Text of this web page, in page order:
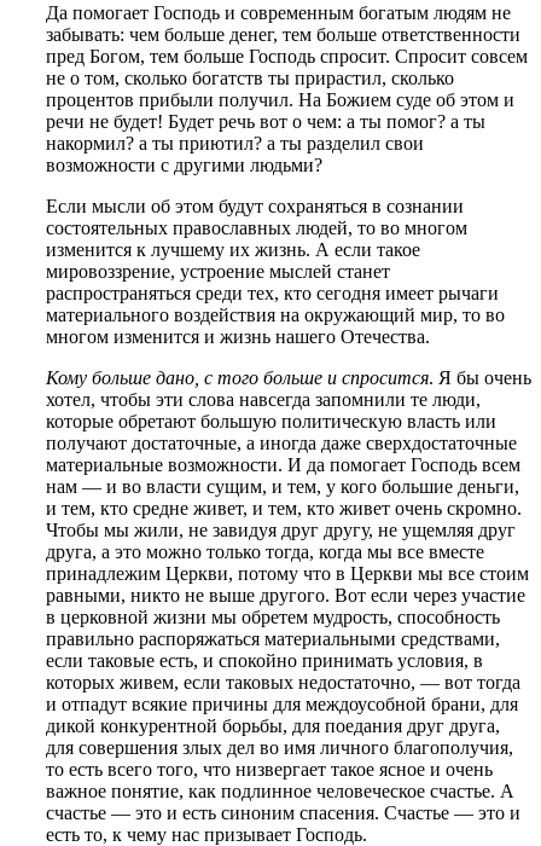
Да помогает Господь и современным богатым людям не
забывать: чем больше денег, тем больше ответственности
пред Богом, тем больше Господь спросит. Спросит совсем
не о том, сколько богатств ты прирастил, сколько
процентов прибыли получил. На Божием суде об этом и
речи не будет! Будет речь вот о чем: а ты помог? а ты
накормил? а ты приютил? а ты разделил свои
возможности с другими людьми?
Если мысли об этом будут сохраняться в сознании
состоятельных православных людей, то во многом
изменится к лучшему их жизнь. А если такое
мировоззрение, устроение мыслей станет
распространяться среди тех, кто сегодня имеет рычаги
материального воздействия на окружающий мир, то во
многом изменится и жизнь нашего Отечества.
Кому больше дано, с того больше и спросится. Я бы очень
хотел, чтобы эти слова навсегда запомнили те люди,
которые обретают большую политическую власть или
получают достаточные, а иногда даже сверхдостаточные
материальные возможности. И да помогает Господь всем
нам — и во власти сущим, и тем, у кого большие деньги,
и тем, кто средне живет, и тем, кто живет очень скромно.
Чтобы мы жили, не завидуя друг другу, не ущемляя друг
друга, а это можно только тогда, когда мы все вместе
принадлежим Церкви, потому что в Церкви мы все стоим
равными, никто не выше другого. Вот если через участие
в церковной жизни мы обретем мудрость, способность
правильно распоряжаться материальными средствами,
если таковые есть, и спокойно принимать условия, в
которых живем, если таковых недостаточно, — вот тогда
и отпадут всякие причины для междоусобной брани, для
дикой конкурентной борьбы, для поедания друг друга,
для совершения злых дел во имя личного благополучия,
то есть всего того, что низвергает такое ясное и очень
важное понятие, как подлинное человеческое счастье. А
счастье — это и есть синоним спасения. Счастье — это и
есть то, к чему нас призывает Господь.